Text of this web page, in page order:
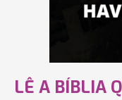
LÊ A BÍBLIA